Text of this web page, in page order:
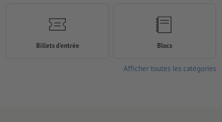
Billets d'entrée Blocs
Afficher toutes les catégories